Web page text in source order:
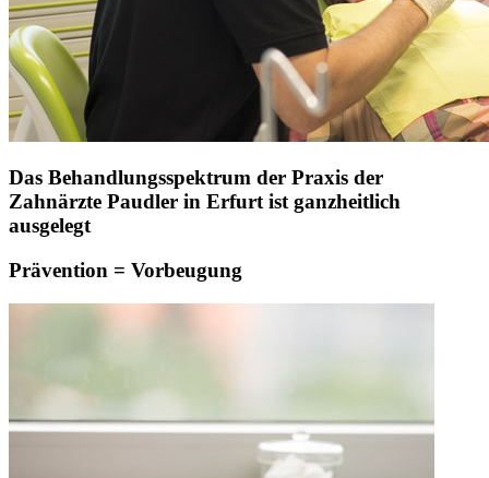
Das Behandlungsspektrum der Praxis der
Zahnärzte Paudler in Erfurt ist ganzheitlich
ausgelegt
Prävention = Vorbeugung